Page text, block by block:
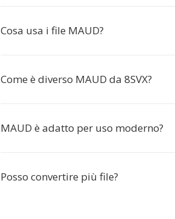
Cosa usa i file MAUD?
Come è diverso MAUD da 8SVX?
MAUD è adatto per uso moderno?
Posso convertire più file?